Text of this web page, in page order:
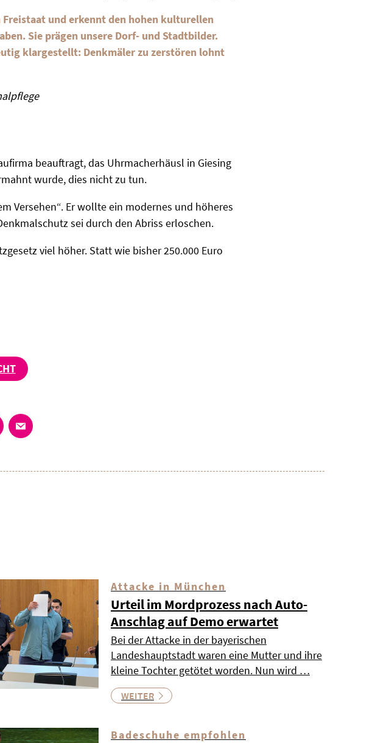
und erkennt den hohen kulturellen
Sie prägen unsere Dorf- und Stadtbilder.
klargestellt: Denkmäler zu zerstören lohnt
beauftragt, das Uhrmacherhäusl in Giesing
wurde, dies nicht zu tun.
Versehen“. Er wollte ein modernes und höheres
sei durch den Abriss erloschen.
viel höher. Statt wie bisher 250.000 Euro
Attacke in München
Urteil im Mordprozess nach Auto-
Anschlag auf Demo erwartet
Bei der Attacke in der bayerischen
Landeshauptstadt waren eine Mutter und ihre
kleine Tochter getötet worden. Nun wird …
WEITER
Badeschuhe empfohlen